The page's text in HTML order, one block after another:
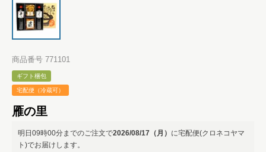
商品番号 771101
ギフト梱包
宅配便（冷蔵可）
雁の里
明日09時00分までのご注文で2026/08/17（月） に宅配便(クロネコヤマ
ト)でお届けします。